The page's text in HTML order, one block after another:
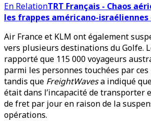
En RelationTRT Français - Chaos
les frappes américano-israéliennes
Air France et KLM ont également
vers plusieurs destinations du Golfe.
rapporté que 115 000 voyageurs
parmi les personnes touchées par
tandis que FreightWavesa indiqué
était dans l’incapacité de transporter
de fret par jour en raison de la
opérations.